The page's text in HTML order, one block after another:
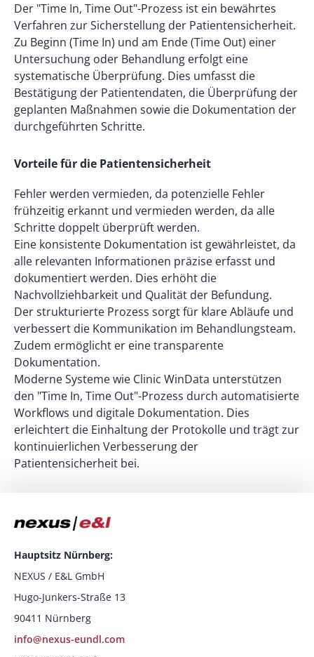
Der "Time In, Time Out"-Prozess ist ein bewährtes
Verfahren zur Sicherstellung der Patientensicherheit.
Zu Beginn (Time In) und am Ende (Time Out) einer
Untersuchung oder Behandlung erfolgt eine
systematische Überprüfung. Dies umfasst die
Bestätigung der Patientendaten, die Überprüfung der
geplanten Maßnahmen sowie die Dokumentation der
durchgeführten Schritte.
Vorteile für die Patientensicherheit
Fehler werden vermieden, da potenzielle Fehler
frühzeitig erkannt und vermieden werden, da alle
Schritte doppelt überprüft werden.
Eine konsistente Dokumentation ist gewährleistet, da
alle relevanten Informationen präzise erfasst und
dokumentiert werden. Dies erhöht die
Nachvollziehbarkeit und Qualität der Befundung.
Der strukturierte Prozess sorgt für klare Abläufe und
verbessert die Kommunikation im Behandlungsteam.
Zudem ermöglicht er eine transparente
Dokumentation.
Moderne Systeme wie Clinic WinData unterstützen
den "Time In, Time Out"-Prozess durch automatisierte
Workflows und digitale Dokumentation. Dies
erleichtert die Einhaltung der Protokolle und trägt zur
kontinuierlichen Verbesserung der
Patientensicherheit bei.
Hauptsitz Nürnberg:
NEXUS / E&L GmbH
Hugo-Junkers-Straße 13
90411 Nürnberg
info@nexus-eundl.com